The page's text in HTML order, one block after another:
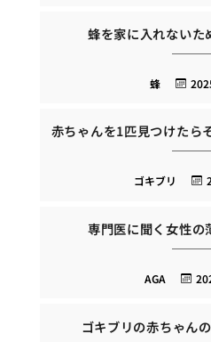
蜂を家に入れないた
蜂
赤ちゃんを1匹見つけたら
ゴキブリ
専門医に聞く女性の
AGA
ゴキブリの赤ちゃん